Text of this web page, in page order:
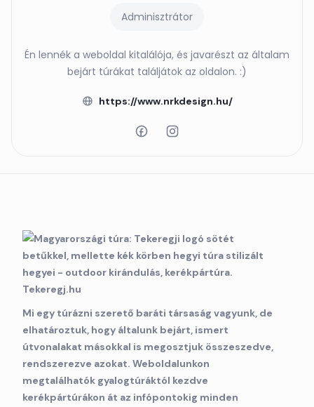
Adminisztrátor
Én lennék a weboldal kitalálója, és javarészt az általam
bejárt túrákat találjátok az oldalon. :)
https://www.nrkdesign.hu/
Mi egy túrázni szerető baráti társaság vagyunk, de
elhatároztuk, hogy általunk bejárt, ismert
útvonalakat másokkal is megosztjuk összeszedve,
rendszerezve azokat. Weboldalunkon
megtalálhatók gyalogtúráktól kezdve
kerékpártúrákon át az infópontokig minden